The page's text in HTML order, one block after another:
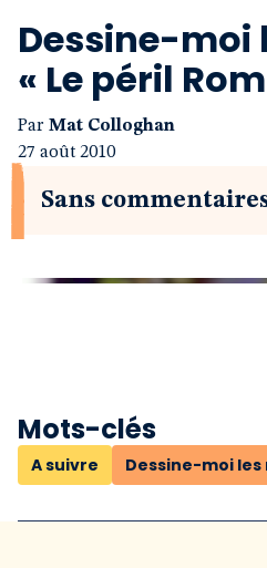
Notre
Dessine-moi
« Le péril
Par Mat Colloghan
27 août 2010
Sans
Mots-clés
A suivre Dessine-moi les